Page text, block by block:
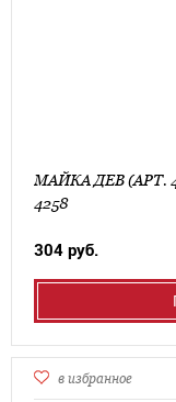
МАЙКА ДЕВ (АРТ.
4258
304 руб.
в избранное